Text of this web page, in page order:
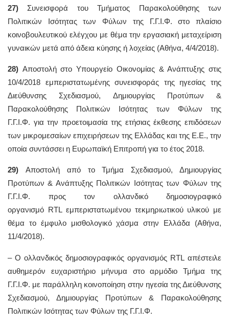
27) Συνεισφορά του Τμήματος Παρακολούθησης των
Πολιτικών Ισότητας των Φύλων της Γ.Γ.Ι.Φ. στο πλαίσιο
κοινοβουλευτικού ελέγχου με θέμα την εργασιακή μεταχείριση
γυναικών μετά από άδεια κύησης ή λοχείας (Αθήνα, 4/4/2018).
28) Αποστολή στο Υπουργείο Οικονομίας & Ανάπτυξης στις
10/4/2018 εμπεριστατωμένης συνεισφοράς της ηγεσίας της
Διεύθυνσης Σχεδιασμού, Δημιουργίας Προτύπων &
Παρακολούθησης Πολιτικών Ισότητας των Φύλων της
Γ.Γ.Ι.Φ. για την προετοιμασία της ετήσιας έκθεσης επιδόσεων
των μικρομεσαίων επιχειρήσεων της Ελλάδας και της Ε.Ε., την
οποία συντάσσει η Ευρωπαϊκή Επιτροπή για το έτος 2018.
29) Αποστολή από το Τμήμα Σχεδιασμού, Δημιουργίας
Προτύπων & Ανάπτυξης Πολιτικών Ισότητας των Φύλων της
Γ.Γ.Ι.Φ. προς τον ολλανδικό δημοσιογραφικό
οργανισμό RTL εμπεριστατωμένου τεκμηριωτικού υλικού με
θέμα το έμφυλο μισθολογικό χάσμα στην Ελλάδα (Αθήνα,
11/4/2018).
– Ο ολλανδικός δημοσιογραφικός οργανισμός RTL απέστειλε
αυθημερόν ευχαριστήριο μήνυμα στο αρμόδιο Τμήμα της
Γ.Γ.Ι.Φ. με παράλληλη κοινοποίηση στην ηγεσία της Διεύθυνσης
Σχεδιασμού, Δημιουργίας Προτύπων & Παρακολούθησης
Πολιτικών Ισότητας των Φύλων της Γ.Γ.Ι.Φ.